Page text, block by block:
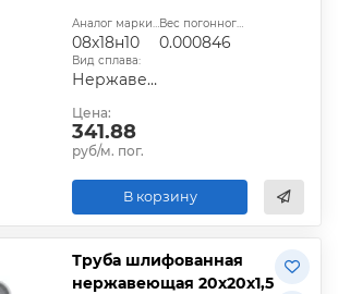
Аналог марки стали:
08х18н10
Вес погонного метра, т.:
0.000846
Вид сплава:
Нержавеющий
Цена:
341.88
руб/м. пог.
В корзину
Труба шлифованная
нержавеющая 20х20х1,5